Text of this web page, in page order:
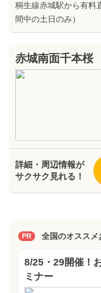
桐生線赤城駅から有料
間中の土日のみ）
赤城南面千本桜
詳細・周辺情報が
サクサク見れる！
PR 全国のオススメ
8/25・29開催！
ミナー